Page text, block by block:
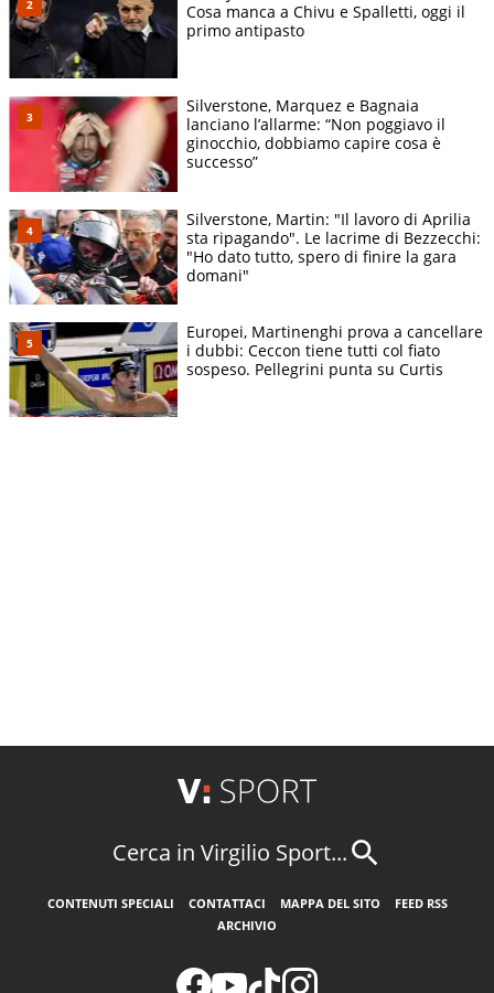
Cosa manca a Chivu e Spalletti, oggi il
primo antipasto
Silverstone, Marquez e Bagnaia
lanciano l’allarme: “Non poggiavo il
ginocchio, dobbiamo capire cosa è
successo”
Silverstone, Martin: "Il lavoro di Aprilia
sta ripagando". Le lacrime di Bezzecchi:
"Ho dato tutto, spero di finire la gara
domani"
Europei, Martinenghi prova a cancellare
i dubbi: Ceccon tiene tutti col fiato
sospeso. Pellegrini punta su Curtis
Cerca in Virgilio Sport...
CONTENUTI SPECIALI CONTATTACI MAPPA DEL SITO
FEED RSS
ARCHIVIO